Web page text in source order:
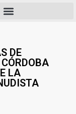
DE
LA